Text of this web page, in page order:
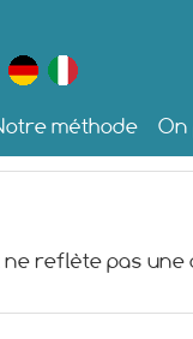
méthode On
reflète pas